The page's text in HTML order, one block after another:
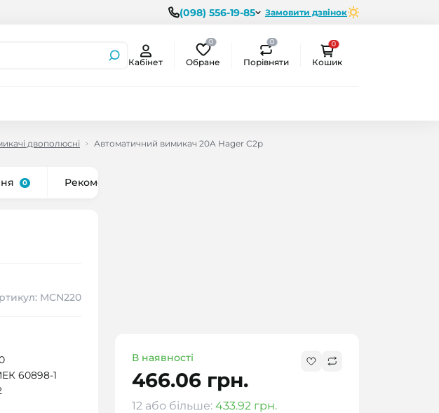
(098) 556-19-85 Замовити дзвінок
Кабінет
0
Обране
0
Порівняти
0
Кошик
двополюсні Автоматичний вимикач 20A Hager C2р
0 Рекомендуємо
MCN220
В наявності
466.06 грн.
12 або більше: 433.92 грн.
60898-1